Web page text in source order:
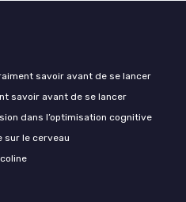
savoir avant de se lancer
savoir avant de se lancer
dans l’optimisation cognitive
sur le cerveau